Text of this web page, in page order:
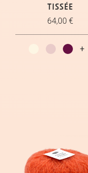
TISSÉE
64,00 €